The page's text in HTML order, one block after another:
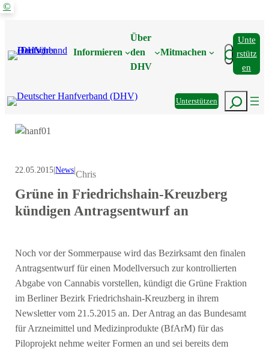
Zum
Informieren
Über
den
DHV
Mitmachen Suchen
Unte
Rstütz
En
UnterstützenSuchen
©
22.05.2015|News|Chris
Grüne in Friedrichshain-Kreuzberg
kündigen Antragsentwurf an
Noch vor der Sommerpause wird das Bezirksamt den finalen
Antragsentwurf für einen Modellversuch zur kontrollierten
Abgabe von Cannabis vorstellen, kündigt die Grüne Fraktion
im Berliner Bezirk Friedrichshain-Kreuzberg in ihrem
Newsletter vom 21.5.2015 an. Der Antrag an das Bundesamt
für Arzneimittel und Medizinprodukte (BfArM) für das
Piloprojekt nehme weiter Formen an und sei bereits dem